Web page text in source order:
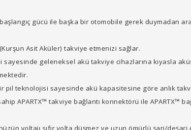
gücü ile başka bir otomobile gerek duymadan
(Kurşun Asit Aküler) takviye etmenizi sağlar.
sayesinde geleneksel akü takviye cihazlarına kıyasla
pil teknolojisi sayesinde akü kapasitesine göre anlık
APARTX™ takviye bağlantı konnektörü ile APARTX™
voltajı sıfır volta düşmez ve uzun ömürlü şarj/